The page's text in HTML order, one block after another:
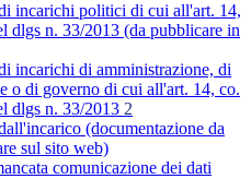
incarichi politici di cui all'art. 14,
dlgs n. 33/2013 (da pubblicare in
incarichi di amministrazione, di
o di governo di cui all'art. 14, co.
dlgs n. 33/2013 2
(documentazione da
sul sito web)
comunicazione dei dati